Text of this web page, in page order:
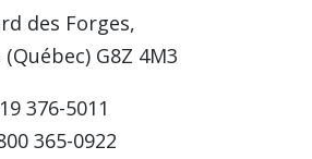
des Forges,
G8Z 4M3
376-5011
365-0922